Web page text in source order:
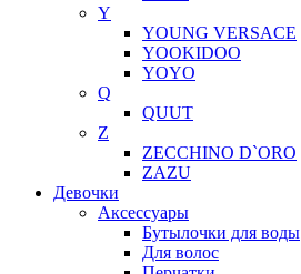
Y
YOUNG VERSACE
YOOKIDOO
YOYO
Q
QUUT
Z
ZECCHINO D`ORO
ZAZU
Девочки
Аксессуары
Бутылочки для воды
Для волос